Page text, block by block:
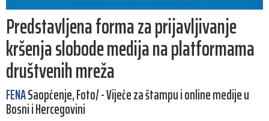
Predstavljena forma za prijavljivanje
kršenja slobode medija na platformama
društvenih mreža
FENASaopćenje, Foto/ - Vijeće za štampu i online medije u
Bosni i Hercegovini